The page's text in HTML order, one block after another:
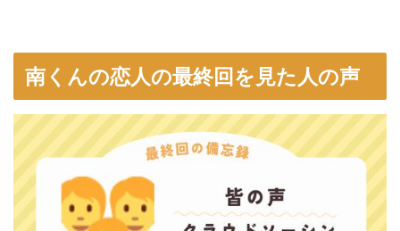
南くんの恋人の最終回を見た人の声